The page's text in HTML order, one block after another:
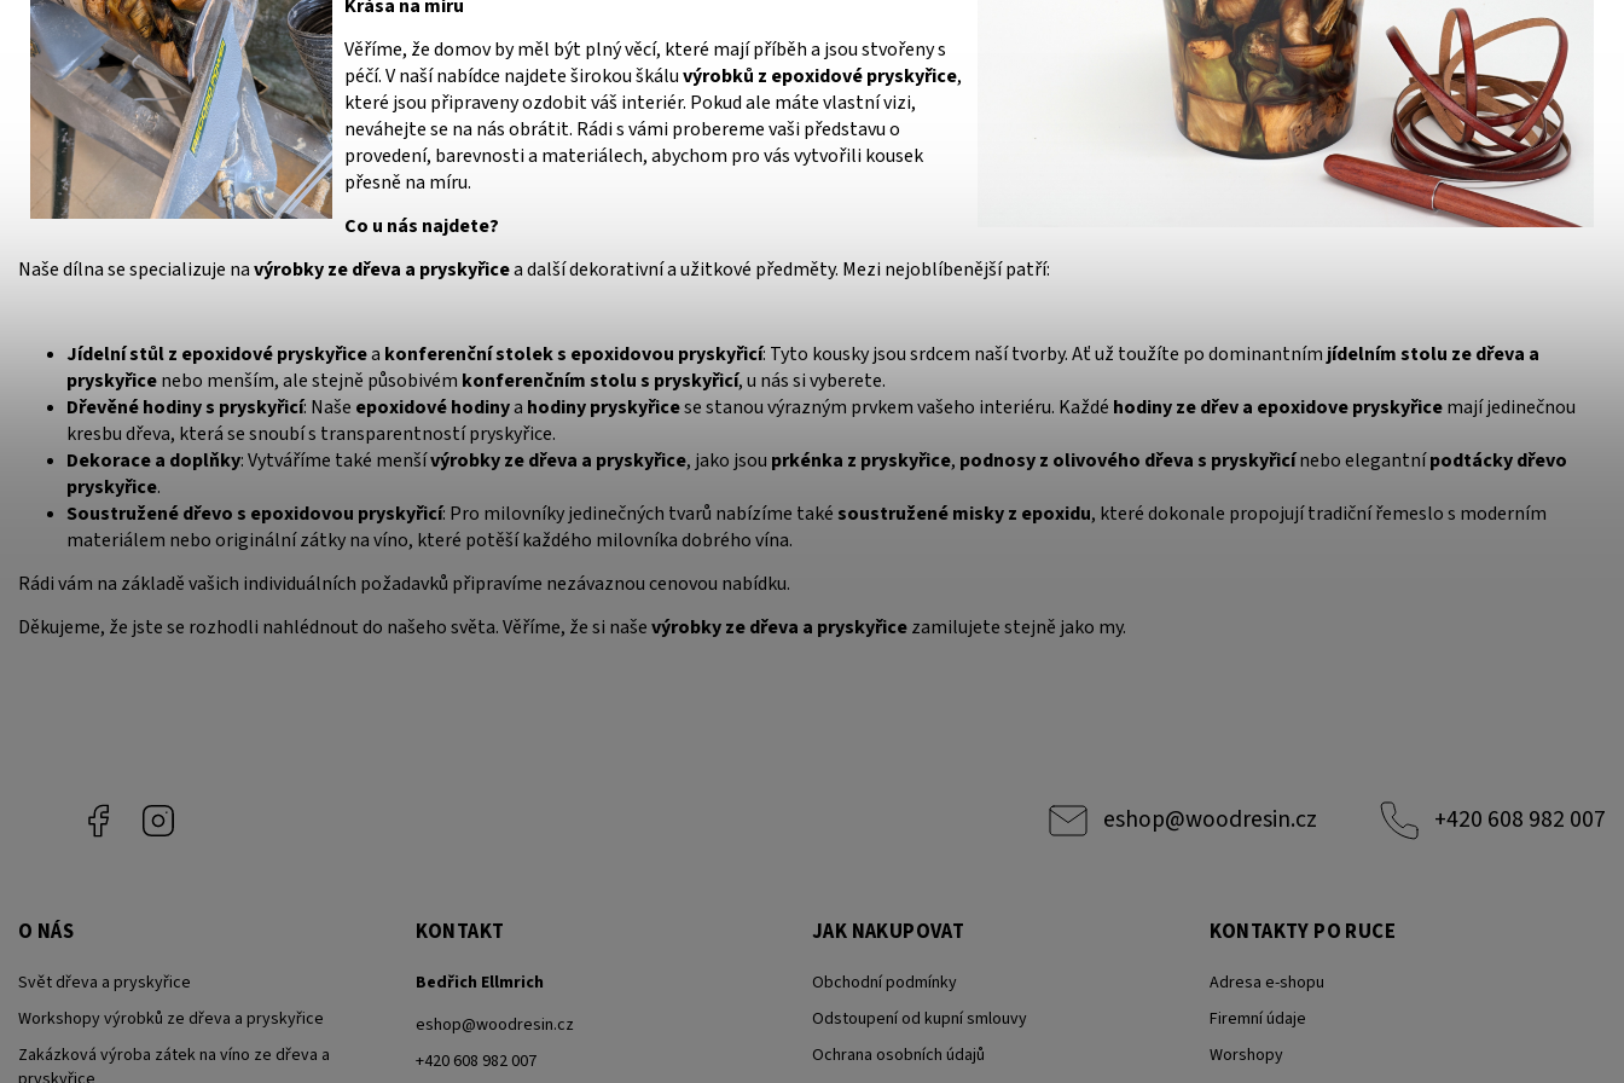
Krása na míru
Věříme, že domov by měl být plný věcí, které mají příběh a jsou stvořeny s
péčí. V naší nabídce najdete širokou škáluvýrobků z epoxidové pryskyřice,
které jsou připraveny ozdobit váš interiér. Pokud ale máte vlastní vizi,
neváhejte se na nás obrátit. Rádi s vámi probereme vaši představu o
provedení, barevnosti a materiálech, abychom pro vás vytvořili kousek
přesně na míru.
Co u nás najdete?
Naše dílna se specializuje navýrobky ze dřeva a pryskyřicea další dekorativní a užitkové předměty. Mezi nejoblíbenější patří:
Jídelní stůl z epoxidové pryskyřicea konferenční stolek s epoxidovou pryskyřicí: Tyto kousky jsou srdcem naší tvorby. Ať už toužíte po dominantnímjídelním stolu ze dřeva a
pryskyřicenebo menším, ale stejně působivém konferenčním stolu s pryskyřicí, u nás si vyberete.
Dřevěné hodiny s pryskyřicí: Naše epoxidové hodinya hodiny pryskyřicese stanou výrazným prvkem vašeho interiéru. Každé hodiny ze dřev a epoxidove pryskyřicemají jedinečnou
kresbu dřeva, která se snoubí s transparentností pryskyřice.
Dekorace a doplňky: Vytváříme také menšívýrobky ze dřeva a pryskyřice, jako jsou prkénka z pryskyřice, podnosy z olivového dřeva s pryskyřicínebo elegantnípodtácky dřevo
pryskyřice.
Soustružené dřevo s epoxidovou pryskyřicí: Pro milovníky jedinečných tvarů nabízíme takésoustružené misky z epoxidu, které dokonale propojují tradiční řemeslo s moderním
materiálem nebo originální zátky na víno, které potěší každého milovníka dobrého vína.
Rádi vám na základě vašich individuálních požadavků připravíme nezávaznou cenovou nabídku.
Děkujeme, že jste se rozhodli nahlédnout do našeho světa. Věříme, že si naševýrobky ze dřeva a pryskyřicezamilujete stejně jako my.
Facebook eshop@woodresin.cz +420 608 982 007
O NÁS
Svět dřeva a pryskyřice
Workshopy výrobků ze dřeva a pryskyřice
Zakázková výroba zátek na víno ze dřeva a
KONTAKT
Bedřich Ellmrich
eshop@woodresin.cz
+420 608 982 007
JAK NAKUPOVAT
Obchodní podmínky
Odstoupení od kupní smlouvy
Ochrana osobních údajů
KONTAKTY PO RUCE
Adresa e-shopu
Firemní údaje
Worshopy